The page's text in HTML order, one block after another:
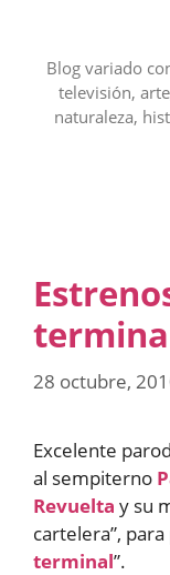
contenidoBlog variado
televisión,
naturaleza,
28 octubre,
Excelente
al sempiterno
Revuelta y su
cartelera”,
terminal”.